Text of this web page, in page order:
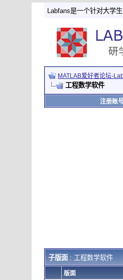
Labfans是一个针对大学
MATLAB爱好者论坛-
工程数学软件
注册账
子版面: 工程数学软件
版面